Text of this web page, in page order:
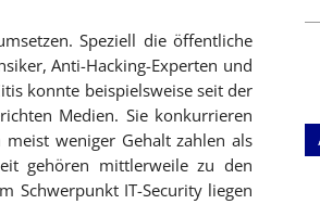
Speziell die öffentliche
Anti-Hacking-Experten und
konnte beispielsweise seit der
Medien. Sie konkurrieren
weniger Gehalt zahlen als
gehören mittlerweile zu den
Schwerpunkt IT-Security liegen